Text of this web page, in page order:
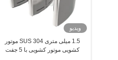
ویدیو
1.5 میلی متری SUS 304 موتور
کشویی موتور کشویی با 5 جفت